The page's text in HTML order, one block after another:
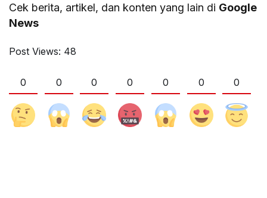
Cek berita, artikel, dan konten yang lain di Google
News
Post Views: 48
0 0 0 0 0 0 0